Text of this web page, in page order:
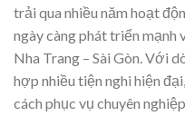
trải qua nhiều năm hoạt
ngày càng phát triển
Nha Trang – Sài Gòn. Với
hợp nhiều tiện nghi hiện
cách phục vụ chuyên